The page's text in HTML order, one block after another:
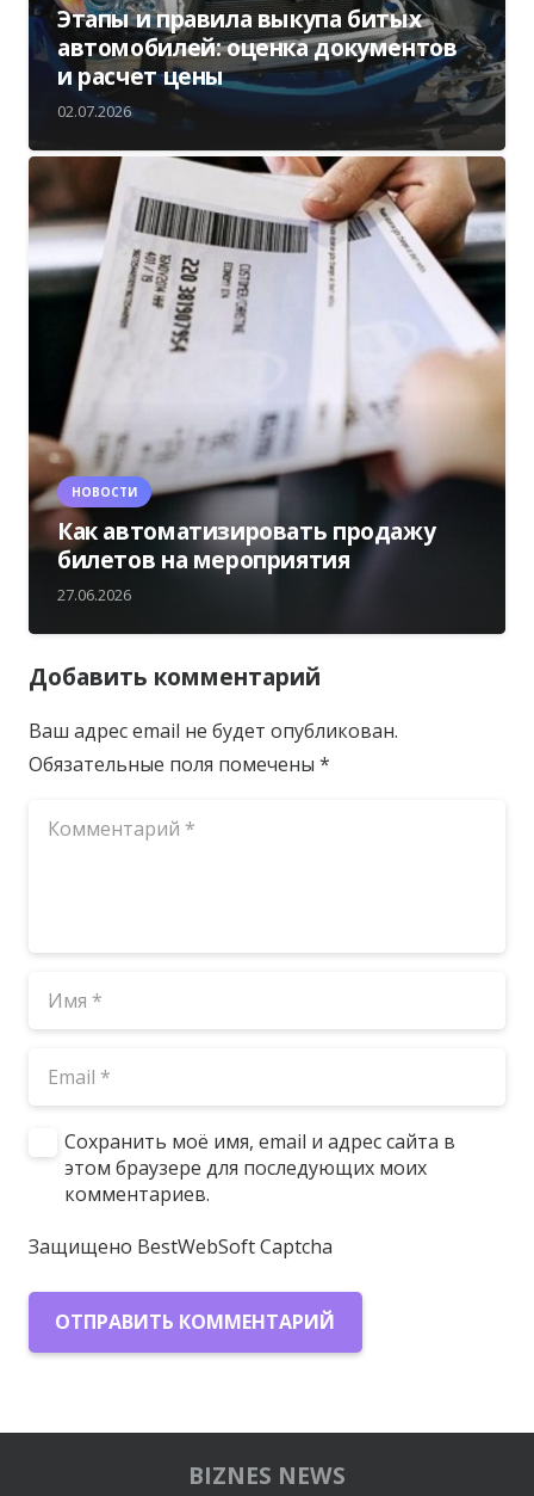
Этапы и правила выкупа битых
автомобилей: оценка документов
и расчет цены
02.07.2026
НОВОСТИ
Как автоматизировать продажу
билетов на мероприятия
27.06.2026
Добавить комментарий
Ваш адрес email не будет опубликован.
Обязательные поля помечены *
Сохранить моё имя, email и адрес сайта в
этом браузере для последующих моих
комментариев.
Защищено BestWebSoft Captcha
ОТПРАВИТЬ КОММЕНТАРИЙ
BIZNES NEWS